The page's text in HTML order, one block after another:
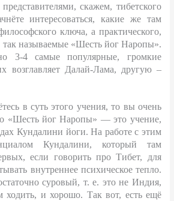
скажем, тибетского
интересоваться, какие же там
ключа, а практического,
так называемые «Шесть йог Наропы».
3-4 самые популярные, громкие
возглавляет Далай-Лама, другую –
в суть этого учения, то вы очень
«Шесть йог Наропы» — это учение,
Кундалини йоги. На работе с этим
Кундалини, который там
если говорить про Тибет, для
внутреннее психическое тепло.
суровый, т. е. это не Индия,
и хорошо. Так вот, есть ещё